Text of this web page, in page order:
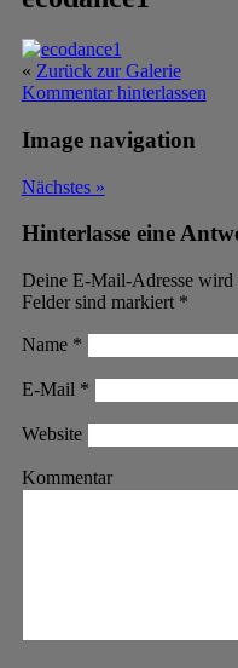
« Zurück zur Galerie
Kommentar hinterlassen
Image navigation
Nächstes »
Hinterlasse eine
Deine E-Mail-Adresse
Felder sind markiert *
Name *
E-Mail *
Website
Kommentar